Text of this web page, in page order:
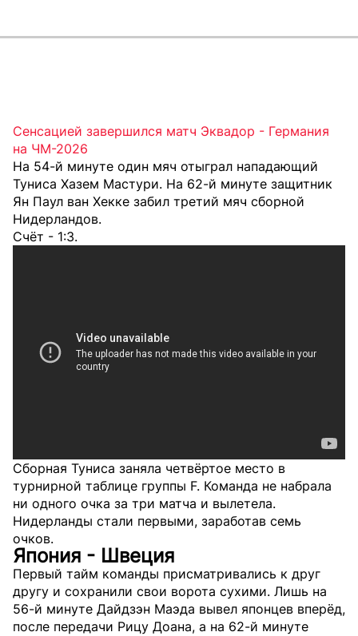
Сенсацией завершился матч Эквадор - Германия
на ЧМ-2026
На 54-й минуте один мяч отыграл нападающий
Туниса Хазем Мастури. На 62-й минуте защитник
Ян Паул ван Хекке забил третий мяч сборной
Нидерландов.
Счёт - 1:3.
Сборная Туниса заняла четвёртое место в
турнирной таблице группы F. Команда не набрала
ни одного очка за три матча и вылетела.
Нидерланды стали первыми, заработав семь
очков.
Япония - Швеция
Первый тайм команды присматривались к друг
другу и сохранили свои ворота сухими. Лишь на
56-й минуте Дайдзэн Маэда вывел японцев вперёд,
после передачи Рицу Доана, а на 62-й минуте